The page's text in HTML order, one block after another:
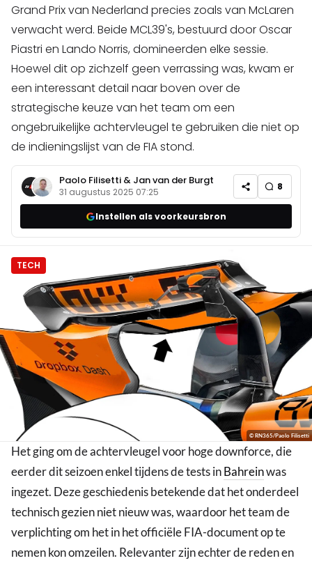
Grand Prix van Nederland precies zoals van McLaren
verwacht werd. Beide MCL39's, bestuurd door Oscar
Piastri en Lando Norris, domineerden elke sessie.
Hoewel dit op zichzelf geen verrassing was, kwam er
een interessant detail naar boven over de
strategische keuze van het team om een
ongebruikelijke achtervleugel te gebruiken die niet op
de indieningslijst van de FIA stond.
Paolo Filisetti & Jan van der Burgt
31 augustus 2025 07:25 8
Instellen als voorkeursbron
TECH
© RN365/Paolo Filisetti
Het ging om de achtervleugel voor hoge downforce, die
eerder dit seizoen enkel tijdens de tests inBahreinwas
ingezet. Deze geschiedenis betekende dat het onderdeel
technisch gezien niet nieuw was, waardoor het team de
verplichting om het in het officiële FIA-document op te
nemen kon omzeilen. Relevanter zijn echter de reden en